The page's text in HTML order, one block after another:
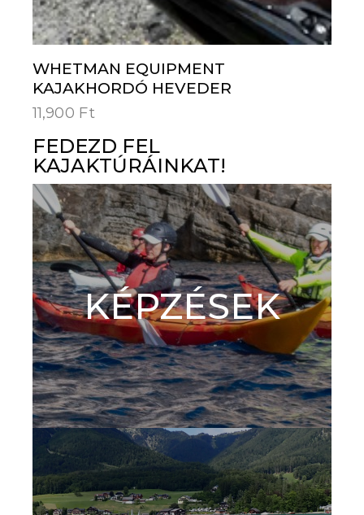
WHETMAN EQUIPMENT
KAJAKHORDÓ HEVEDER
11,900 Ft
FEDEZD FEL
KAJAKTÚRÁINKAT!
KÉPZÉSEK